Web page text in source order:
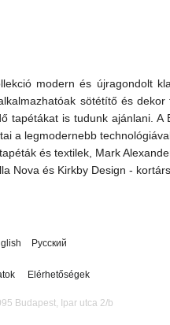
modern és újragondolt
sötétítő és
is tudunk ajánlani.
a legmodernebb
és textilek, Mark
Nova és Kirkby Design -
Русский
Elérhetőségek
Budapest, Ipar utca 2/b